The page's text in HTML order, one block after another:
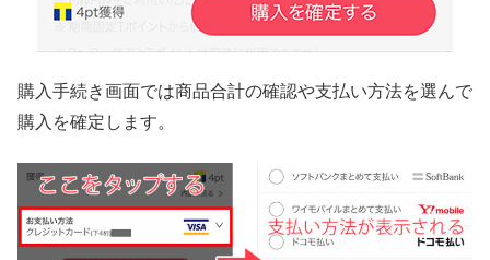
購入手続き画面では商品合計の確認や支払い方法を選んで
購入を確定します。